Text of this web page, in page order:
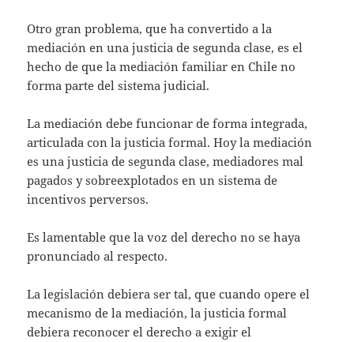
Otro gran problema, que ha convertido a la
mediación en una justicia de segunda clase, es el
hecho de que la mediación familiar en Chile no
forma parte del sistema judicial.
La mediación debe funcionar de forma integrada,
articulada con la justicia formal. Hoy la mediación
es una justicia de segunda clase, mediadores mal
pagados y sobreexplotados en un sistema de
incentivos perversos.
Es lamentable que la voz del derecho no se haya
pronunciado al respecto.
La legislación debiera ser tal, que cuando opere el
mecanismo de la mediación, la justicia formal
debiera reconocer el derecho a exigir el